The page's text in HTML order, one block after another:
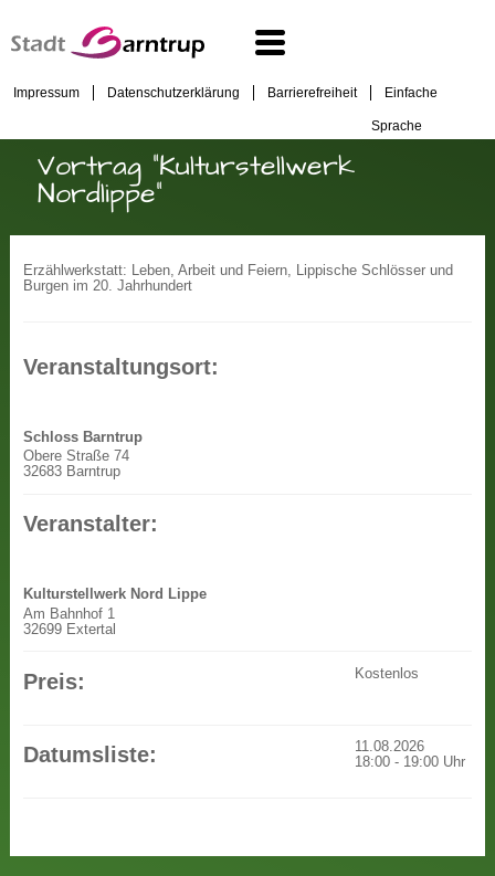
Impressum Datenschutzerklärung Barrierefreiheit Einfache
Sprache
Vortrag "Kulturstellwerk
Nordlippe"
Erzählwerkstatt: Leben, Arbeit und Feiern, Lippische Schlösser und
Burgen im 20. Jahrhundert
Veranstaltungsort:
Schloss Barntrup
Obere Straße 74
32683 Barntrup
Veranstalter:
Kulturstellwerk Nord Lippe
Am Bahnhof 1
32699 Extertal
Preis: Kostenlos
Datumsliste:
11.08.2026
18:00 - 19:00 Uhr